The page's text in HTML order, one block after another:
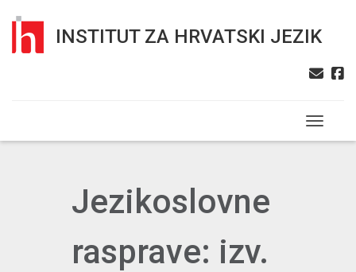
INSTITUT ZA HRVATSKI JEZIK
Toggle
Jezikoslovne
rasprave: izv.